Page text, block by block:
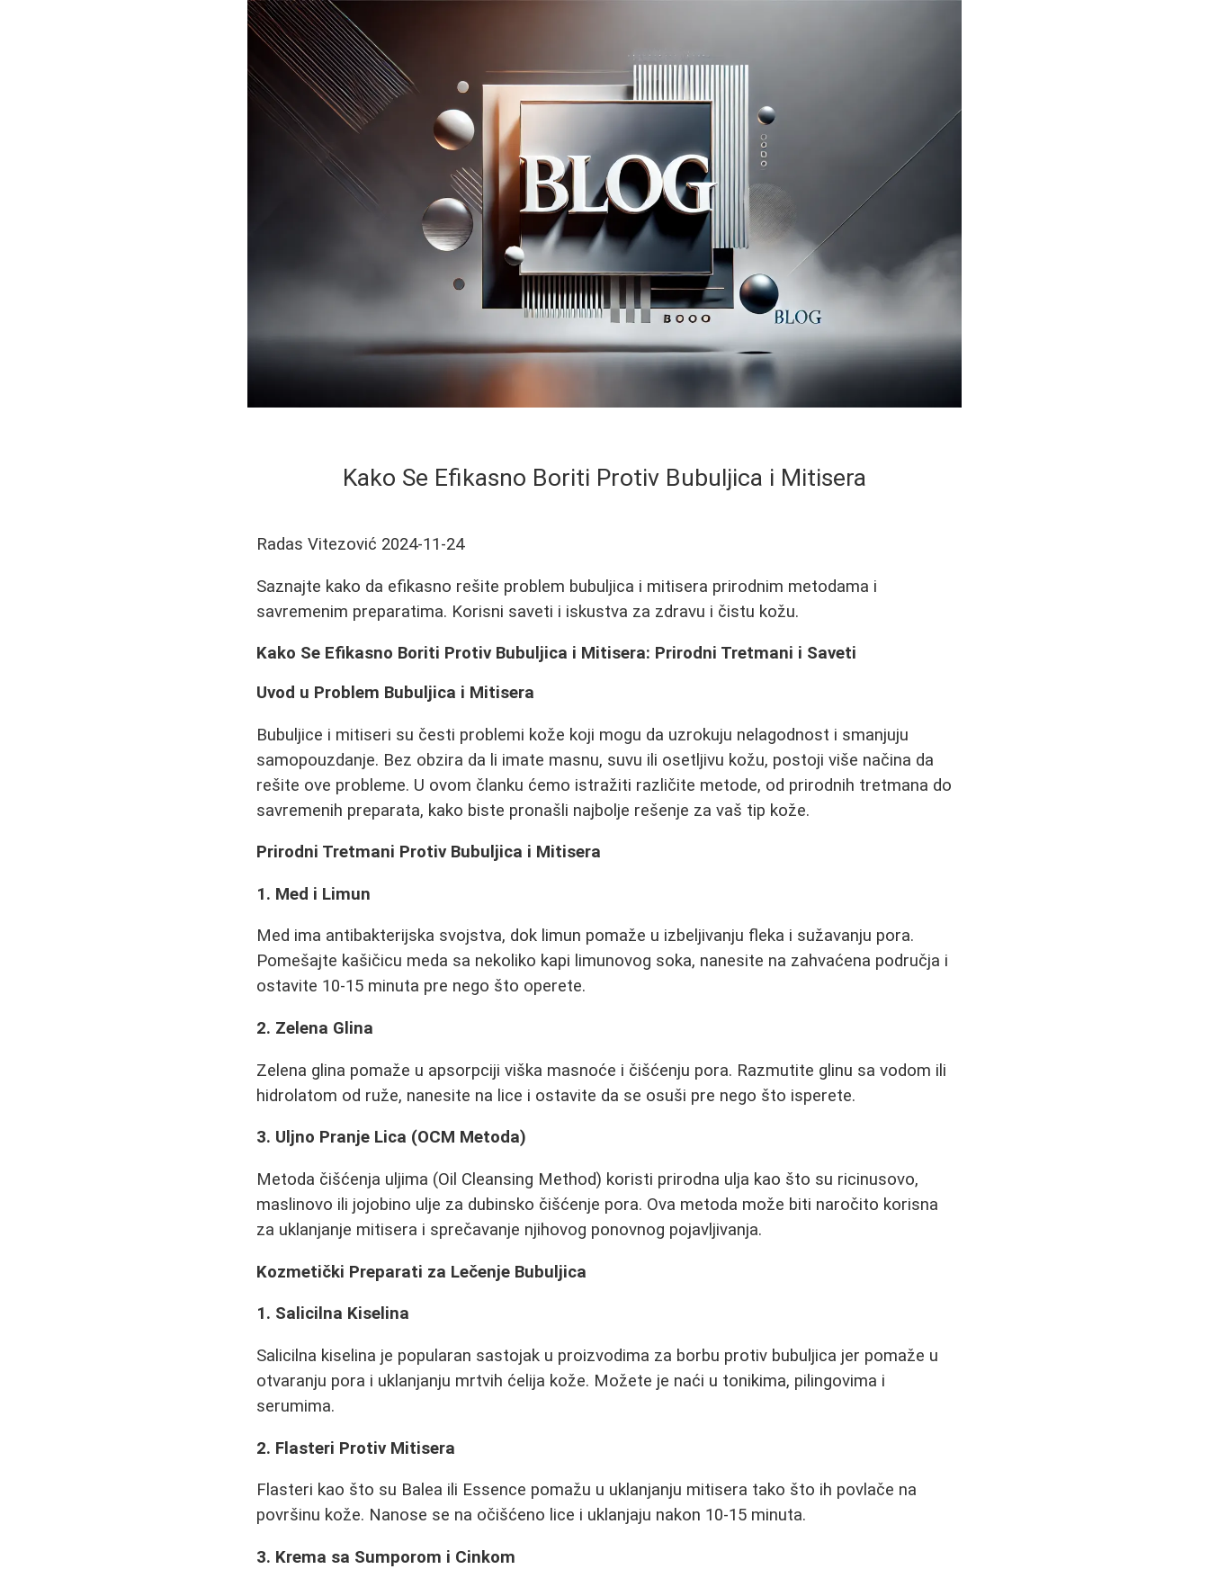
Kako Se Efikasno Boriti Protiv Bubuljica i Mitisera
Radas Vitezović 2024-11-24
Saznajte kako da efikasno rešite problem bubuljica i mitisera prirodnim metodama i
savremenim preparatima. Korisni saveti i iskustva za zdravu i čistu kožu.
Kako Se Efikasno Boriti Protiv Bubuljica i Mitisera: Prirodni Tretmani i Saveti
Uvod u Problem Bubuljica i Mitisera
Bubuljice i mitiseri su česti problemi kože koji mogu da uzrokuju nelagodnost i smanjuju
samopouzdanje. Bez obzira da li imate masnu, suvu ili osetljivu kožu, postoji više načina da
rešite ove probleme. U ovom članku ćemo istražiti različite metode, od prirodnih tretmana do
savremenih preparata, kako biste pronašli najbolje rešenje za vaš tip kože.
Prirodni Tretmani Protiv Bubuljica i Mitisera
1. Med i Limun
Med ima antibakterijska svojstva, dok limun pomaže u izbeljivanju fleka i sužavanju pora.
Pomešajte kašičicu meda sa nekoliko kapi limunovog soka, nanesite na zahvaćena područja i
ostavite 10-15 minuta pre nego što operete.
2. Zelena Glina
Zelena glina pomaže u apsorpciji viška masnoće i čišćenju pora. Razmutite glinu sa vodom ili
hidrolatom od ruže, nanesite na lice i ostavite da se osuši pre nego što isperete.
3. Uljno Pranje Lica (OCM Metoda)
Metoda čišćenja uljima (Oil Cleansing Method) koristi prirodna ulja kao što su ricinusovo,
maslinovo ili jojobino ulje za dubinsko čišćenje pora. Ova metoda može biti naročito korisna
za uklanjanje mitisera i sprečavanje njihovog ponovnog pojavljivanja.
Kozmetički Preparati za Lečenje Bubuljica
1. Salicilna Kiselina
Salicilna kiselina je popularan sastojak u proizvodima za borbu protiv bubuljica jer pomaže u
otvaranju pora i uklanjanju mrtvih ćelija kože. Možete je naći u tonikima, pilingovima i
serumima.
2. Flasteri Protiv Mitisera
Flasteri kao što su Balea ili Essence pomažu u uklanjanju mitisera tako što ih povlače na
površinu kože. Nanose se na očišćeno lice i uklanjaju nakon 10-15 minuta.
3. Krema sa Sumporom i Cinkom